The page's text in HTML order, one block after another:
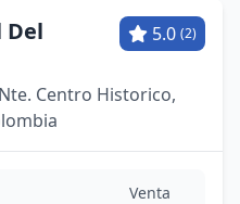
Del
5.0 (2)
Centro Historico,
Venta